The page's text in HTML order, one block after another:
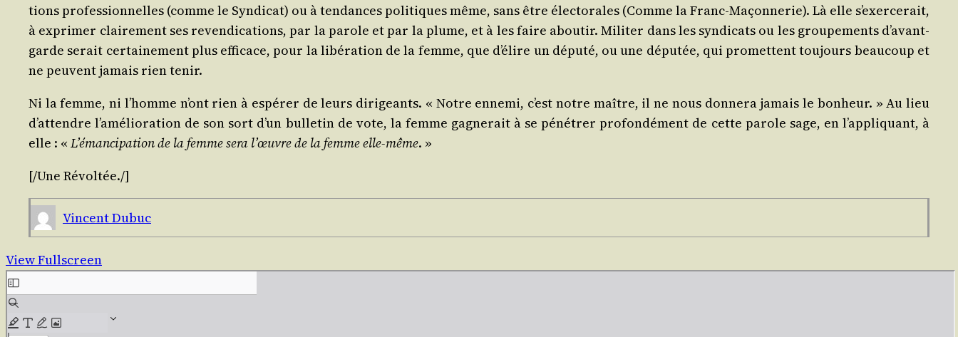
tions pro­fes­sion­nelles (comme le Syn­di­cat) ou à ten­dances poli­tiques même, sans être élec­to­rales (Comme la Franc-Maçon­ne­rie). Là elle s’exercerait,
à expri­mer clai­re­ment ses reven­di­ca­tions, par la parole et par la plume, et à les faire abou­tir. Mili­ter dans les syn­di­cats ou les grou­pe­ments d’avant-
garde serait cer­tai­ne­ment plus effi­cace, pour la libé­ra­tion de la femme, que d’élire un dépu­té, ou une dépu­tée, qui pro­mettent tou­jours beau­coup et
ne peuvent jamais rien tenir.
Ni la femme, ni l’homme n’ont rien à espé­rer de leurs diri­geants. « Notre enne­mi, c’est notre maître, il ne nous don­ne­ra jamais le bon­heur. » Au lieu
d’attendre l’amélioration de son sort d’un bul­le­tin de vote, la femme gagne­rait à se péné­trer pro­fon­dé­ment de cette parole sage, en l’appliquant, à
elle : « L’émancipation de la femme sera l’œuvre de la femme elle-même. »
[/​Une Révol­tée./​]
Vincent Dubuc
View Fullscreen